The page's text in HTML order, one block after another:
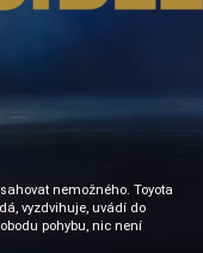
nemožného. Toyota
vyzdvihuje, uvádí do
pohybu, nic není